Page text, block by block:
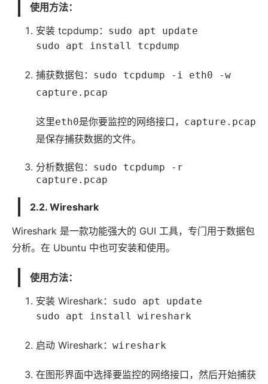
使用方法：
安装 tcpdump： sudo apt update
sudo apt install tcpdump
捕获数据包： sudo tcpdump -i eth0 -w
capture.pcap
这里eth0是你要监控的网络接口， capture.pcap
是保存捕获数据的文件。
分析数据包： sudo tcpdump -r
capture.pcap
2.2. Wireshark
Wireshark 是一款功能强大的 GUI 工具，专门用于数据包
分析。在 Ubuntu 中也可安装和使用。
使用方法：
安装 Wireshark： sudo apt update
sudo apt install wireshark
启动 Wireshark： wireshark
在图形界面中选择要监控的网络接口，然后开始捕获